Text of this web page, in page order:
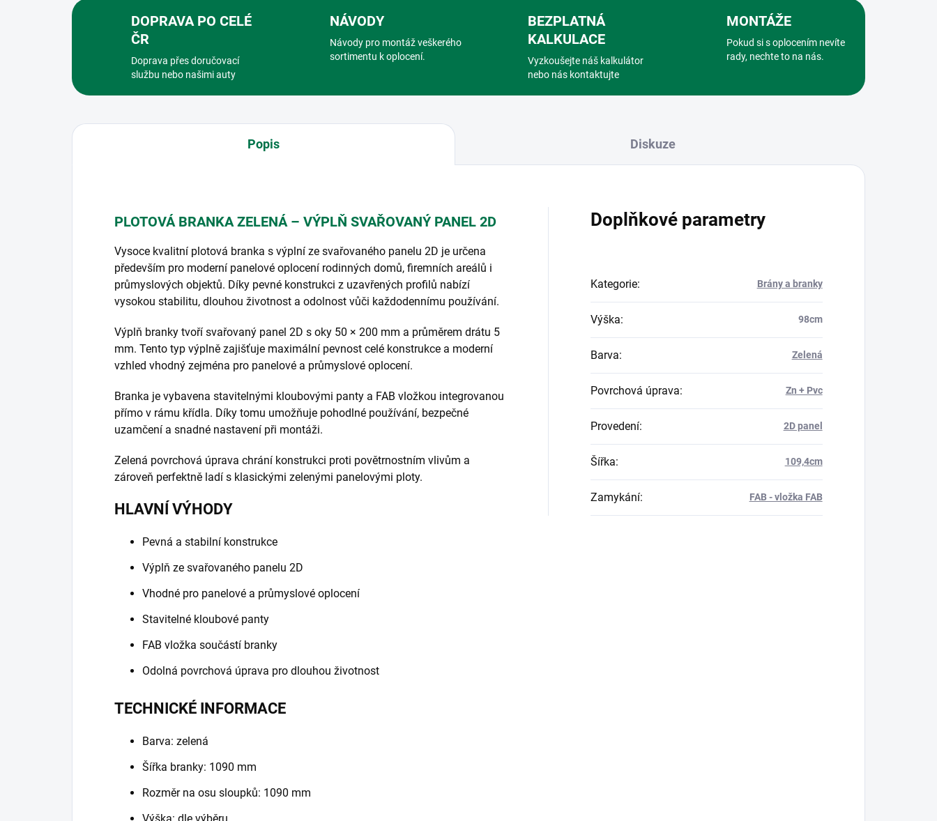
DOPRAVA PO CELÉ
ČR
Doprava přes doručovací
službu nebo našimi auty
NÁVODY
Návody pro montáž veškerého
sortimentu k oplocení.
BEZPLATNÁ
KALKULACE
Vyzkoušejte náš kalkulátor
nebo nás kontaktujte
MONTÁŽE
Pokud si s oplocením nevíte
rady, nechte to na nás.
Popis Diskuze
PLOTOVÁ BRANKA ZELENÁ – VÝPLŇ SVAŘOVANÝ PANEL 2D
Vysoce kvalitní plotová branka s výplní ze svařovaného panelu 2D je určena
především pro moderní panelové oplocení rodinných domů, firemních areálů i
průmyslových objektů. Díky pevné konstrukci z uzavřených profilů nabízí
vysokou stabilitu, dlouhou životnost a odolnost vůči každodennímu používání.
Výplň branky tvoří svařovaný panel 2D s oky 50 × 200 mm a průměrem drátu 5
mm. Tento typ výplně zajišťuje maximální pevnost celé konstrukce a moderní
vzhled vhodný zejména pro panelové a průmyslové oplocení.
Branka je vybavena stavitelnými kloubovými panty a FAB vložkou integrovanou
přímo v rámu křídla. Díky tomu umožňuje pohodlné používání, bezpečné
uzamčení a snadné nastavení při montáži.
Zelená povrchová úprava chrání konstrukci proti povětrnostním vlivům a
zároveň perfektně ladí s klasickými zelenými panelovými ploty.
HLAVNÍ VÝHODY
Pevná a stabilní konstrukce
Výplň ze svařovaného panelu 2D
Vhodné pro panelové a průmyslové oplocení
Stavitelné kloubové panty
FAB vložka součástí branky
Odolná povrchová úprava pro dlouhou životnost
TECHNICKÉ INFORMACE
Barva: zelená
Šířka branky: 1090 mm
Rozměr na osu sloupků: 1090 mm
Doplňkové parametry
Kategorie: Brány a branky
Výška: 98cm
Barva: Zelená
Povrchová úprava: Zn + Pvc
Provedení: 2D panel
Šířka: 109,4cm
Zamykání: FAB - vložka FAB